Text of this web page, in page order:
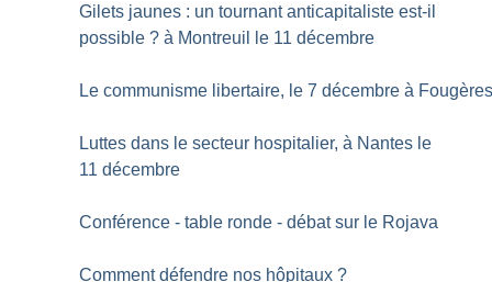
Gilets jaunes : un tournant anticapitaliste est-il
possible ? à Montreuil le 11 décembre
Le communisme libertaire, le 7 décembre à
Luttes dans le secteur hospitalier, à Nantes le
11 décembre
Conférence - table ronde - débat sur le Rojava
Comment défendre nos hôpitaux ?